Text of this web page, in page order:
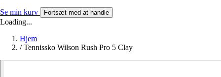
Se min kurv Fortsæt med at handle
Loading...
Hjem
/ Tennissko Wilson Rush Pro 5 Clay